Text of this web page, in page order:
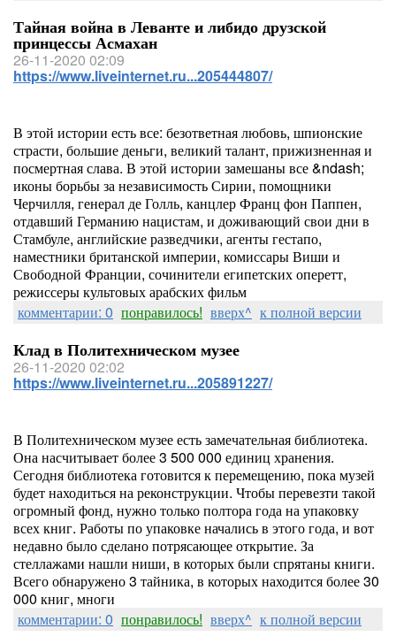
Тайная война в Леванте и либидо друзской
принцессы Асмахан
26-11-2020 02:09
https://www.liveinternet.ru...205444807/
В этой истории есть все: безответная любовь, шпионские
страсти, большие деньги, великий талант, прижизненная и
посмертная слава. В этой истории замешаны все &ndash;
иконы борьбы за независимость Сирии, помощники
Черчилля, генерал де Голль, канцлер Франц фон Паппен,
отдавший Германию нацистам, и доживающий свои дни в
Стамбуле, английские разведчики, агенты гестапо,
наместники британской империи, комиссары Виши и
Свободной Франции, сочинители египетских оперетт,
режиссеры культовых арабских фильм
комментарии: 0 понравилось! вверх^ к полной версии
Клад в Политехническом музее
26-11-2020 02:02
https://www.liveinternet.ru...205891227/
В Политехническом музее есть замечательная библиотека.
Она насчитывает более 3 500 000 единиц хранения.
Сегодня библиотека готовится к перемещению, пока музей
будет находиться на реконструкции. Чтобы перевезти такой
огромный фонд, нужно только полтора года на упаковку
всех книг. Работы по упаковке начались в этого года, и вот
недавно было сделано потрясающее открытие. За
стеллажами нашли ниши, в которых были спрятаны книги.
Всего обнаружено 3 тайника, в которых находится более 30
000 книг, многи
комментарии: 0 понравилось! вверх^ к полной версии